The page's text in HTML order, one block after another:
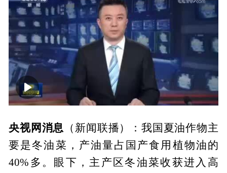
00:00 02:16
央视网消息
（新闻联播）：我国夏油作物主
要是冬油菜，产油量占国产食用植物油的
40%多。眼下，主产区冬油菜收获进入高